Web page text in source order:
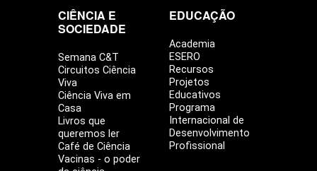
CIÊNCIA E
SOCIEDADE
Semana C&T
Circuitos Ciência
Viva
Ciência Viva em
Casa
Livros que
queremos ler
Café de Ciência
Vacinas - o poder
EDUCAÇÃO
Academia
ESERO
Recursos
Projetos
Educativos
Programa
Internacional de
Desenvolvimento
Profissional